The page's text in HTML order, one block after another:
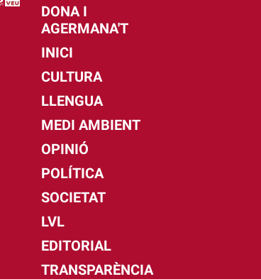
DONA I
AGERMANA'T
INICI
CULTURA
LLENGUA
MEDI AMBIENT
OPINIÓ
POLÍTICA
SOCIETAT
LVL
EDITORIAL
TRANSPARÈNCIA